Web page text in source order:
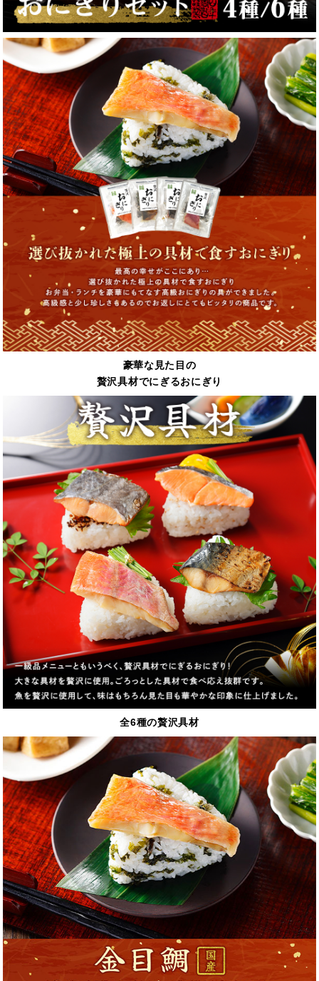
豪華な見た目の
贅沢具材でにぎるおにぎり
全6種の贅沢具材